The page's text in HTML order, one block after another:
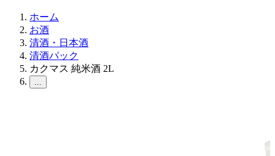
ホーム
お酒
清酒・日本酒
清酒パック
カクマス 純米酒 2L
...